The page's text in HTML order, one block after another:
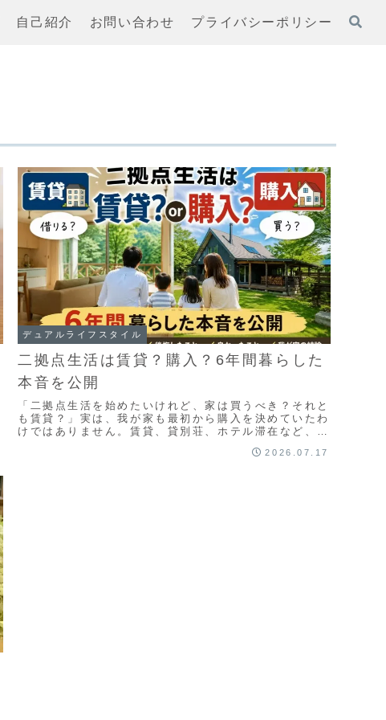
自己紹介 お問い合わせ プライバシーポリシー
デュアルライフスタイル
二拠点生活は賃貸？購入？6年間暮らした
本音を公開
「二拠点生活を始めたいけれど、家は買うべき？それと
も賃貸？」実は、我が家も最初から購入を決めていたわ
けではありません。賃貸、貸別荘、ホテル滞在など、さ
2026.07.17